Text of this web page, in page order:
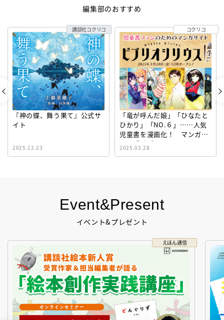
Event&Present
イベント&プレゼント
えほん通信
編集部のおすすめ
『神の蝶、舞う果て』公式サ
イト
2025.12.23
講談社コクリコ
「竜が呼んだ娘」「ひなたと
ひかり」「NO.６」……人気
児童書を漫画化！ マンガサ
イト『ビブリオシリウス』誕
生！
2025.03.28
コクリコ